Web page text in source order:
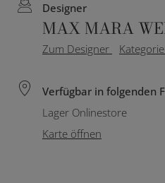
Designer
MAX MARA
Zum Designer
Verfügbar in folgenden
Lager Onlinestore
Karte öffnen